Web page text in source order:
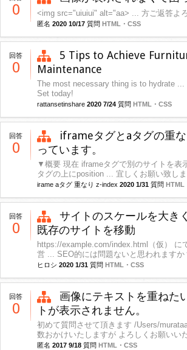
0 <img src="uiuiui" alt="aa> ... 方ご返答よ
匿名 2020 10/17 質問 HTML・CSS
回答
0
5 Tips to Achieve
Maintenance
The most necessary thing is to hydrate ...
Set today!
rattansetinshare 2020 7/24 質問 HTML・CSS
回答
0
iframeタグとaタグの重
っています。
▼概要 現在 iframeタグで別のサイトを表
タグの上にposition ... 宜しくお願い致し
irame aタグ 重なり z-index 2020 1/31 質問 HTML
回答
0
サイトのスケールを大き
既存のサイトを移動
https://example.com/index.html（仮） に
営 ... SEO的には問題ないと思われますか
ヒロシ 2020 1/31 質問 HTML・CSS
回答
0
画像にテキストを重ねた
トが表示されません。
初めて質問させて頂きます /Users/
数おかけいたしますが よろしくお願いい
匿名 2017 9/18 質問 HTML・CSS